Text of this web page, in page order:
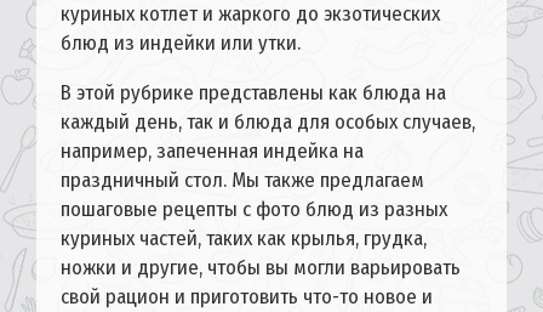
куриных котлет и жаркого до экзотических
блюд из индейки или утки.
В этой рубрике представлены как блюда на
каждый день, так и блюда для особых случаев,
например, запеченная индейка на
праздничный стол. Мы также предлагаем
пошаговые рецепты с фото блюд из разных
куриных частей, таких как крылья, грудка,
ножки и другие, чтобы вы могли варьировать
свой рацион и приготовить что-то новое и